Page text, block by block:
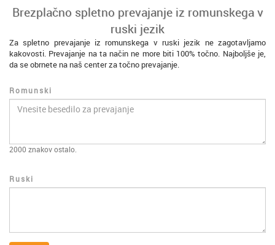
Brezplačno spletno prevajanje iz romunskega v
ruski jezik
Za spletno prevajanje iz romunskega v ruski jezik ne zagotavljamo
kakovosti. Prevajanje na ta način ne more biti 100% točno. Najboljše je,
da se obrnete na naš center za točno prevajanje.
Romunski
2000 znakov ostalo.
Ruski